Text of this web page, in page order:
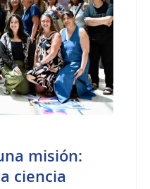
misión:
ciencia